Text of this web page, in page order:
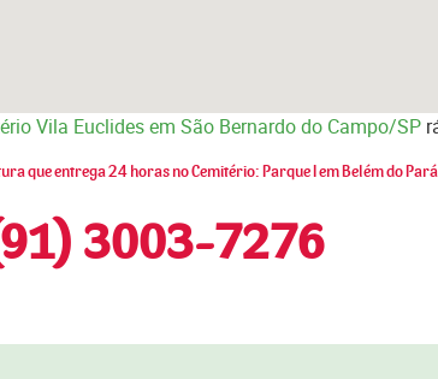
Vila Euclides em São Bernardo do Campo/SP
que entrega 24 horas no Cemitério: Parque I em Belém do Pará
3003-7276